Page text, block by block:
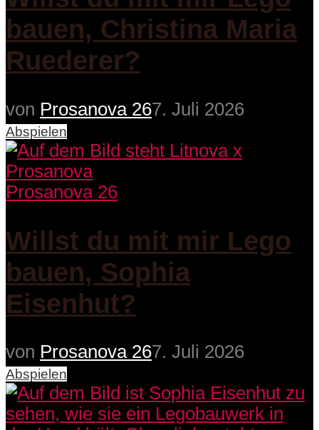
bauen, Christina Maria
Ruederer?
von Prosanova 267. Juli 2026
Abspielen
Prosanova 26
Willst du mit mir Lego
bauen, Sophia
Eisenhut?
von Prosanova 267. Juli 2026
Abspielen